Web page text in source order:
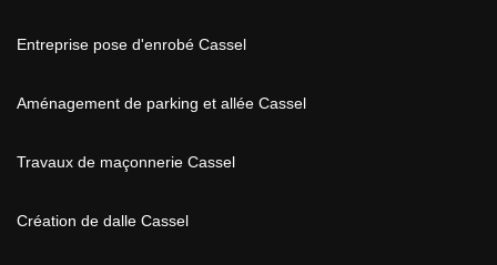
Entreprise pose d'enrobé Cassel
Aménagement de parking et allée Cassel
Travaux de maçonnerie Cassel
Création de dalle Cassel